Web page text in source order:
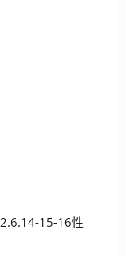
15-16性